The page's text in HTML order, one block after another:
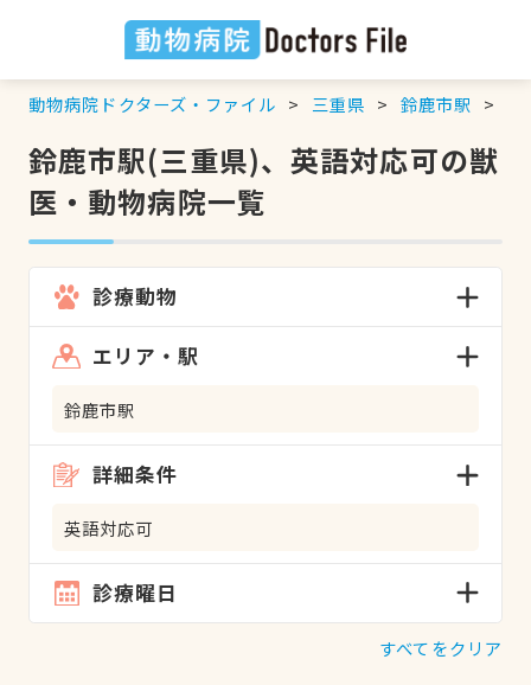
動物病院ドクターズ・ファイル 三重県 鈴鹿市駅
鈴鹿市駅(三重県)、英語対応可の獣
医・動物病院一覧
診療動物
エリア・駅
鈴鹿市駅
詳細条件
英語対応可
診療曜日
すべてをクリア